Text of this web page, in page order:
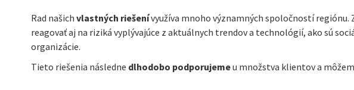
Rad našich vlastných riešenívyužíva mnoho významných spoločností regiónu.
reagovať aj na riziká vyplývajúce z aktuálnych trendov a technológií, ako sú
organizácie.
Tieto riešenia následne dlhodobo podporujemeu množstva klientov a